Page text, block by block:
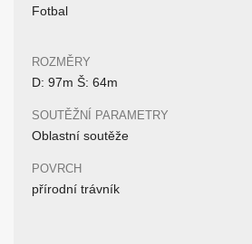
Fotbal
ROZMĚRY
D: 97m Š: 64m
SOUTĚŽNÍ PARAMETRY
Oblastní soutěže
POVRCH
přírodní trávník